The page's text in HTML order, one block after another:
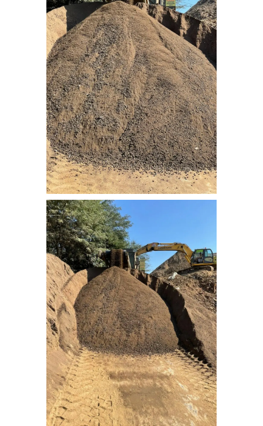
nebati_toprak (1)
nebati_toprak (2)